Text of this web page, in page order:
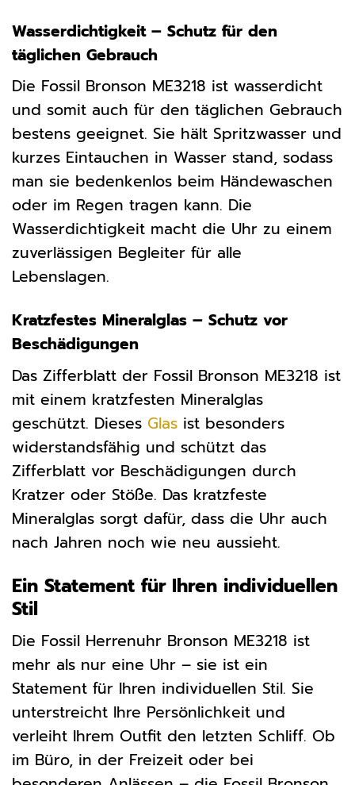
Wasserdichtigkeit – Schutz für den
täglichen Gebrauch
Die Fossil Bronson ME3218 ist wasserdicht
und somit auch für den täglichen Gebrauch
bestens geeignet. Sie hält Spritzwasser und
kurzes Eintauchen in Wasser stand, sodass
man sie bedenkenlos beim Händewaschen
oder im Regen tragen kann. Die
Wasserdichtigkeit macht die Uhr zu einem
zuverlässigen Begleiter für alle
Lebenslagen.
Kratzfestes Mineralglas – Schutz vor
Beschädigungen
Das Zifferblatt der Fossil Bronson ME3218 ist
mit einem kratzfesten Mineralglas
geschützt. Dieses Glas ist besonders
widerstandsfähig und schützt das
Zifferblatt vor Beschädigungen durch
Kratzer oder Stöße. Das kratzfeste
Mineralglas sorgt dafür, dass die Uhr auch
nach Jahren noch wie neu aussieht.
Ein Statement für Ihren individuellen
Stil
Die Fossil Herrenuhr Bronson ME3218 ist
mehr als nur eine Uhr – sie ist ein
Statement für Ihren individuellen Stil. Sie
unterstreicht Ihre Persönlichkeit und
verleiht Ihrem Outfit den letzten Schliff. Ob
im Büro, in der Freizeit oder bei